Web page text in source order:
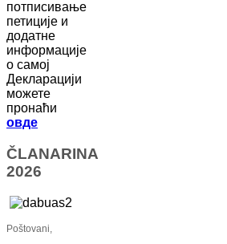
потписивање
петиције и
додатне
информације
о самој
Декларацији
можете
пронаћи
овде
ČLANARINA
2026
Poštovani,